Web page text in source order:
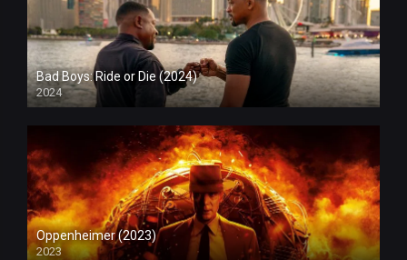
Bad Boys: Ride or Die (2024)
2024
Oppenheimer (2023)
2023